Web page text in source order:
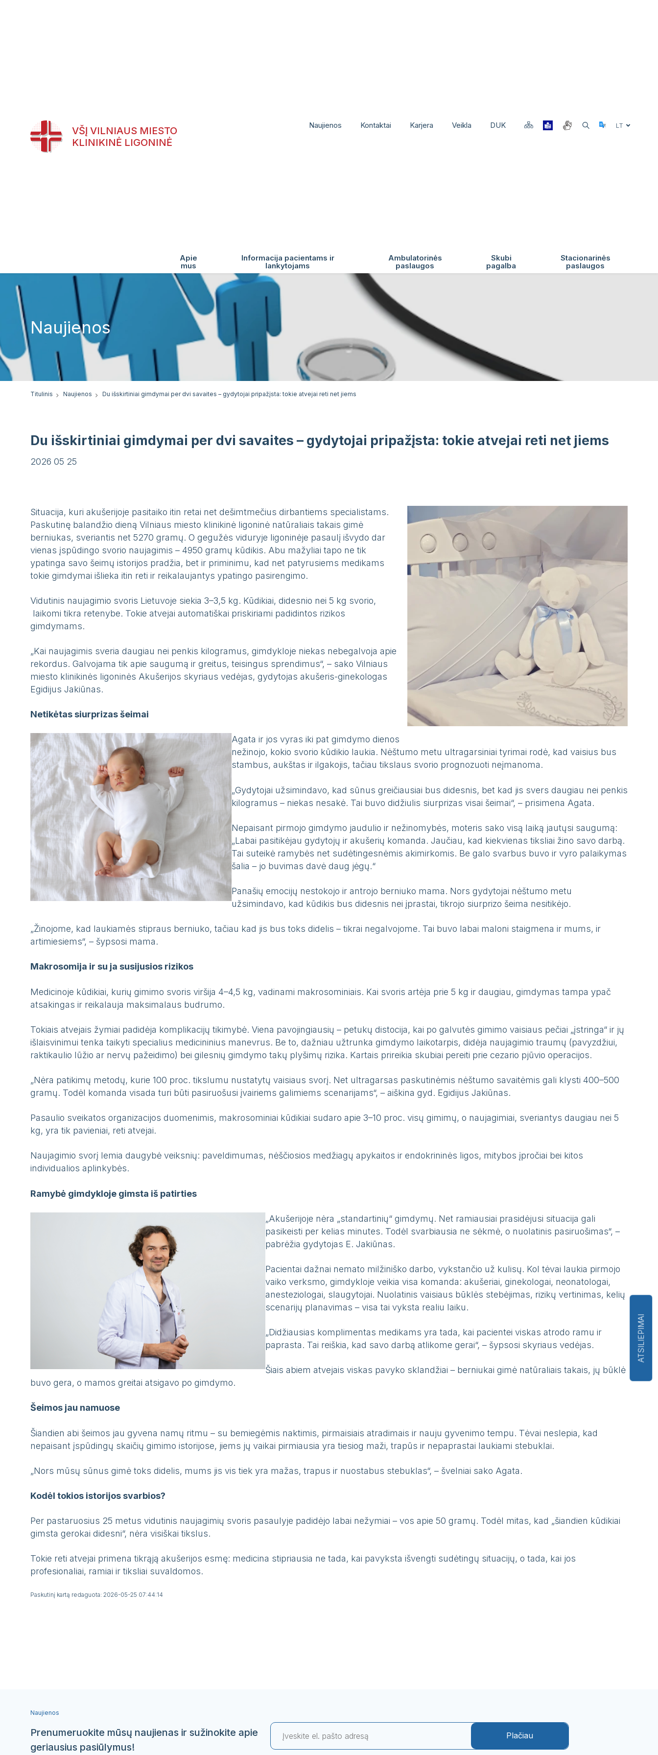
VŠĮ VILNIAUS MIESTO
KLINIKINĖ LIGONINĖ
Naujienos Kontaktai Karjera Veikla DUK Select
LT
Apie
mus
Informacija pacientams ir
lankytojams
Ambulatorinės
paslaugos
Skubi
pagalba
Stacionarinės
paslaugos
Naujienos
Titulinis Naujienos Du išskirtiniai gimdymai per dvi savaites – gydytojai pripažįsta: tokie atvejai reti net jiems
Du išskirtiniai gimdymai per dvi savaites – gydytojai pripažįsta: tokie atvejai reti net jiems
2026 05 25
Situacija, kuri akušerijoje pasitaiko itin retai net dešimtmečius dirbantiems specialistams.
Paskutinę balandžio dieną Vilniaus miesto klinikinė ligoninė natūraliais takais gimė
berniukas, sveriantis net 5270 gramų. O gegužės viduryje ligoninėje pasaulį išvydo dar
vienas įspūdingo svorio naujagimis – 4950 gramų kūdikis. Abu mažyliai tapo ne tik
ypatinga savo šeimų istorijos pradžia, bet ir priminimu, kad net patyrusiems medikams
tokie gimdymai išlieka itin reti ir reikalaujantys ypatingo pasirengimo.
Vidutinis naujagimio svoris Lietuvoje siekia 3–3,5 kg. Kūdikiai, didesnio nei 5 kg svorio,
laikomi tikra retenybe. Tokie atvejai automatiškai priskiriami padidintos rizikos
gimdymams.
„Kai naujagimis sveria daugiau nei penkis kilogramus, gimdykloje niekas nebegalvoja apie
rekordus. Galvojama tik apie saugumą ir greitus, teisingus sprendimus“, – sako Vilniaus
miesto klinikinės ligoninės Akušerijos skyriaus vedėjas, gydytojas akušeris-ginekologas
Egidijus Jakiūnas.
Netikėtas siurprizas šeimai
Agata ir jos vyras iki pat gimdymo dienos
nežinojo, kokio svorio kūdikio laukia. Nėštumo metu ultragarsiniai tyrimai rodė, kad vaisius bus
stambus, aukštas ir ilgakojis, tačiau tikslaus svorio prognozuoti neįmanoma.
„Gydytojai užsimindavo, kad sūnus greičiausiai bus didesnis, bet kad jis svers daugiau nei penkis
kilogramus – niekas nesakė. Tai buvo didžiulis siurprizas visai šeimai“, – prisimena Agata.
Nepaisant pirmojo gimdymo jaudulio ir nežinomybės, moteris sako visą laiką jautųsi saugumą:
„Labai pasitikėjau gydytojų ir akušerių komanda. Jaučiau, kad kiekvienas tiksliai žino savo darbą.
Tai suteikė ramybės net sudėtingesnėmis akimirkomis. Be galo svarbus buvo ir vyro palaikymas
šalia – jo buvimas davė daug jėgų.“
Panašių emocijų nestokojo ir antrojo berniuko mama. Nors gydytojai nėštumo metu
užsimindavo, kad kūdikis bus didesnis nei įprastai, tikrojo siurprizo šeima nesitikėjo.
„Žinojome, kad laukiamės stipraus berniuko, tačiau kad jis bus toks didelis – tikrai negalvojome. Tai buvo labai maloni staigmena ir mums, ir
artimiesiems“, – šypsosi mama.
Makrosomija ir su ja susijusios rizikos
Medicinoje kūdikiai, kurių gimimo svoris viršija 4–4,5 kg, vadinami makrosominiais. Kai svoris artėja prie 5 kg ir daugiau, gimdymas tampa ypač
atsakingas ir reikalauja maksimalaus budrumo.
Tokiais atvejais žymiai padidėja komplikacijų tikimybė. Viena pavojingiausių – petukų distocija, kai po galvutės gimimo vaisiaus pečiai „įstringa“ ir jų
išlaisvinimui tenka taikyti specialius medicininius manevrus. Be to, dažniau užtrunka gimdymo laikotarpis, didėja naujagimio traumų (pavyzdžiui,
raktikaulio lūžio ar nervų pažeidimo) bei gilesnių gimdymo takų plyšimų rizika. Kartais prireikia skubiai pereiti prie cezario pjūvio operacijos.
„Nėra patikimų metodų, kurie 100 proc. tikslumu nustatytų vaisiaus svorį. Net ultragarsas paskutinėmis nėštumo savaitėmis gali klysti 400–500
gramų. Todėl komanda visada turi būti pasiruošusi įvairiems galimiems scenarijams“, – aiškina gyd. Egidijus Jakiūnas.
Pasaulio sveikatos organizacijos duomenimis, makrosominiai kūdikiai sudaro apie 3–10 proc. visų gimimų, o naujagimiai, sveriantys daugiau nei 5
kg, yra tik pavieniai, reti atvejai.
Naujagimio svorį lemia daugybė veiksnių: paveldimumas, nėščiosios medžiagų apykaitos ir endokrininės ligos, mitybos įpročiai bei kitos
individualios aplinkybės.
Ramybė gimdykloje gimsta iš patirties
„Akušerijoje nėra „standartinių“ gimdymų. Net ramiausiai prasidėjusi situacija gali
pasikeisti per kelias minutes. Todėl svarbiausia ne sėkmė, o nuolatinis pasiruošimas“, –
pabrėžia gydytojas E. Jakiūnas.
Pacientai dažnai nemato milžiniško darbo, vykstančio už kulisų. Kol tėvai laukia pirmojo
vaiko verksmo, gimdykloje veikia visa komanda: akušeriai, ginekologai, neonatologai,
anesteziologai, slaugytojai. Nuolatinis vaisiaus būklės stebėjimas, rizikų vertinimas, kelių
scenarijų planavimas – visa tai vyksta realiu laiku.
„Didžiausias komplimentas medikams yra tada, kai pacientei viskas atrodo ramu ir
paprasta. Tai reiškia, kad savo darbą atlikome gerai“, – šypsosi skyriaus vedėjas.
Šiais abiem atvejais viskas pavyko sklandžiai – berniukai gimė natūraliais takais, jų būklė
buvo gera, o mamos greitai atsigavo po gimdymo.
Šeimos jau namuose
Šiandien abi šeimos jau gyvena namų ritmu – su bemiegėmis naktimis, pirmaisiais atradimais ir nauju gyvenimo tempu. Tėvai neslepia, kad
nepaisant įspūdingų skaičių gimimo istorijose, jiems jų vaikai pirmiausia yra tiesiog maži, trapūs ir nepaprastai laukiami stebuklai.
„Nors mūsų sūnus gimė toks didelis, mums jis vis tiek yra mažas, trapus ir nuostabus stebuklas“, – švelniai sako Agata.
Kodėl tokios istorijos svarbios?
Per pastaruosius 25 metus vidutinis naujagimių svoris pasaulyje padidėjo labai nežymiai – vos apie 50 gramų. Todėl mitas, kad „šiandien kūdikiai
gimsta gerokai didesni“, nėra visiškai tikslus.
Tokie reti atvejai primena tikrąją akušerijos esmę: medicina stipriausia ne tada, kai pavyksta išvengti sudėtingų situacijų, o tada, kai jos
profesionaliai, ramiai ir tiksliai suvaldomos.
Paskutinį kartą redaguota: 2026-05-25 07:44:14
Naujienos
Prenumeruokite mūsų naujienas ir sužinokite apie
geriausius pasiūlymus!
Plačiau
ATSILIEPIMAI